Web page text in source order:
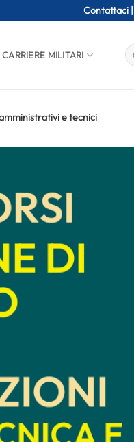
Contattaci |
CARRIERE MILITARI
e tecnici